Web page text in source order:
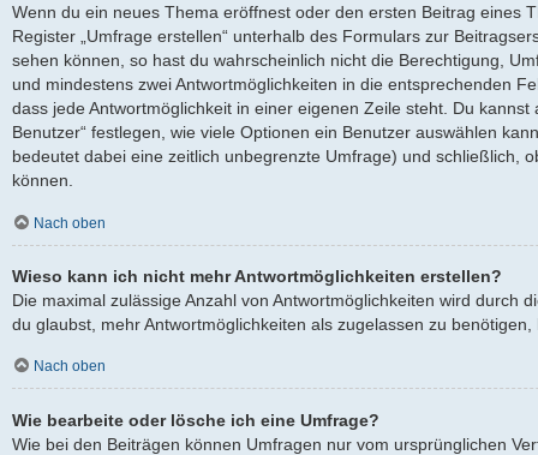
Wenn du ein neues Thema eröffnest oder den ersten Beitrag eines
Register „Umfrage erstellen“ unterhalb des Formulars zur
sehen können, so hast du wahrscheinlich nicht die Berechtigung,
und mindestens zwei Antwortmöglichkeiten in die entsprechenden
dass jede Antwortmöglichkeit in einer eigenen Zeile steht. Du kannst
Benutzer“ festlegen, wie viele Optionen ein Benutzer auswählen
bedeutet dabei eine zeitlich unbegrenzte Umfrage) und schließlich,
können.
Nach oben
Wieso kann ich nicht mehr Antwortmöglichkeiten erstellen?
Die maximal zulässige Anzahl von Antwortmöglichkeiten wird durch
du glaubst, mehr Antwortmöglichkeiten als zugelassen zu
Nach oben
Wie bearbeite oder lösche ich eine Umfrage?
Wie bei den Beiträgen können Umfragen nur vom ursprünglichen